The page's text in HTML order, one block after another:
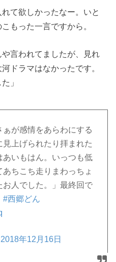
て欲しかったなー。いと
もった一言ですから。
言われてましたが、見れ
ドラマはなかったです。
」
が感情をあらわにする
上げられたり拝まれた
あいもはん。いっつも低
ちこち走りまわっちょ
お人でした。」最終回で
#西郷どん
2018年12月16日